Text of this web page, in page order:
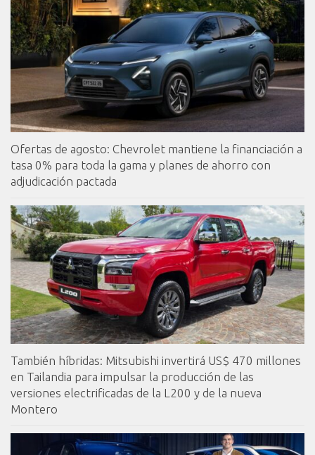
Ofertas de agosto: Chevrolet mantiene la financiación a
tasa 0% para toda la gama y planes de ahorro con
adjudicación pactada
También híbridas: Mitsubishi invertirá US$ 470 millones
en Tailandia para impulsar la producción de las
versiones electrificadas de la L200 y de la nueva
Montero